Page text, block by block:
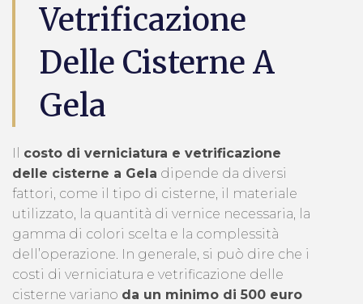
Vetrificazione
Delle Cisterne A
Gela
costo di verniciatura e vetrificazione
delle cisterne a Gela dipende da diversi
fattori, come il tipo di cisterne, il materiale
utilizzato, la quantità di vernice necessaria, la
gamma di colori scelta e la complessità
dell’operazione. In generale, si può dire che i
costi di verniciatura e vetrificazione delle
cisterne variano da un minimo di 500 euro